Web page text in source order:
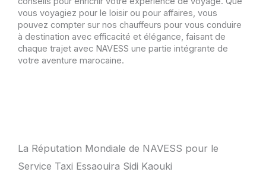
vous voyagiez pour le loisir ou pour affaires, vous
pouvez compter sur nos chauffeurs pour vous conduire
à destination avec efficacité et élégance, faisant de
chaque trajet avec NAVESS une partie intégrante de
votre aventure marocaine.
La Réputation Mondiale de NAVESS pour le
Service Taxi Essaouira Sidi Kaouki